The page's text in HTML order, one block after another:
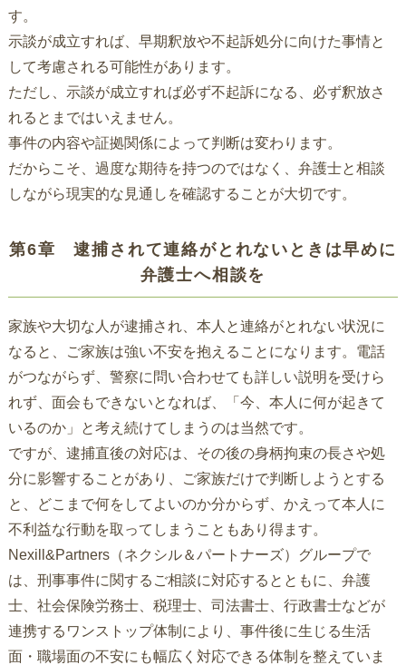
す。
示談が成立すれば、早期釈放や不起訴処分に向けた事情と
して考慮される可能性があります。
ただし、示談が成立すれば必ず不起訴になる、必ず釈放さ
れるとまではいえません。
事件の内容や証拠関係によって判断は変わります。
だからこそ、過度な期待を持つのではなく、弁護士と相談
しながら現実的な見通しを確認することが大切です。
第6章 逮捕されて連絡がとれないときは早めに
弁護士へ相談を
家族や大切な人が逮捕され、本人と連絡がとれない状況に
なると、ご家族は強い不安を抱えることになります。電話
がつながらず、警察に問い合わせても詳しい説明を受けら
れず、面会もできないとなれば、「今、本人に何が起きて
いるのか」と考え続けてしまうのは当然です。
ですが、逮捕直後の対応は、その後の身柄拘束の長さや処
分に影響することがあり、ご家族だけで判断しようとする
と、どこまで何をしてよいのか分からず、かえって本人に
不利益な行動を取ってしまうこともあり得ます。
Nexill&Partners（ネクシル＆パートナーズ）グループで
は、刑事事件に関するご相談に対応するとともに、弁護
士、社会保険労務士、税理士、司法書士、行政書士などが
連携するワンストップ体制により、事件後に生じる生活
面・職場面の不安にも幅広く対応できる体制を整えていま